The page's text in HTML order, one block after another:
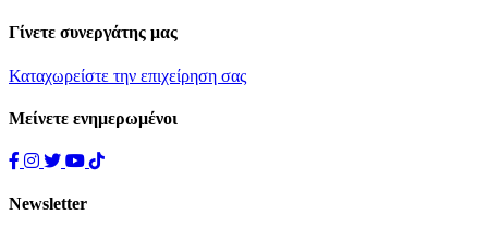
Γίνετε συνεργάτης μας
Καταχωρείστε την επιχείρηση σας
Μείνετε ενημερωμένοι
Newsletter